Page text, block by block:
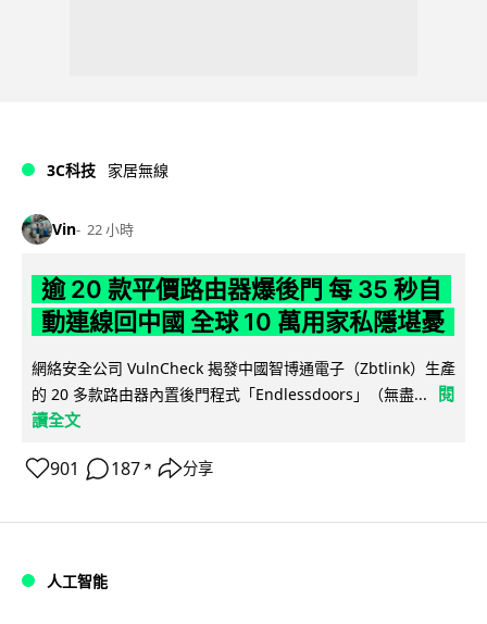
3C科技 家居無線
Vin 22 小時
逾 20 款平價路由器爆後門 每 35 秒自
動連線回中國 全球 10 萬用家私隱堪憂
網絡安全公司 VulnCheck 揭發中國智博通電子（Zbtlink）生產
的 20 多款路由器內置後門程式「Endlessdoors」（無盡...
閱
讀全文
901 187 ↗ 分享
人工智能